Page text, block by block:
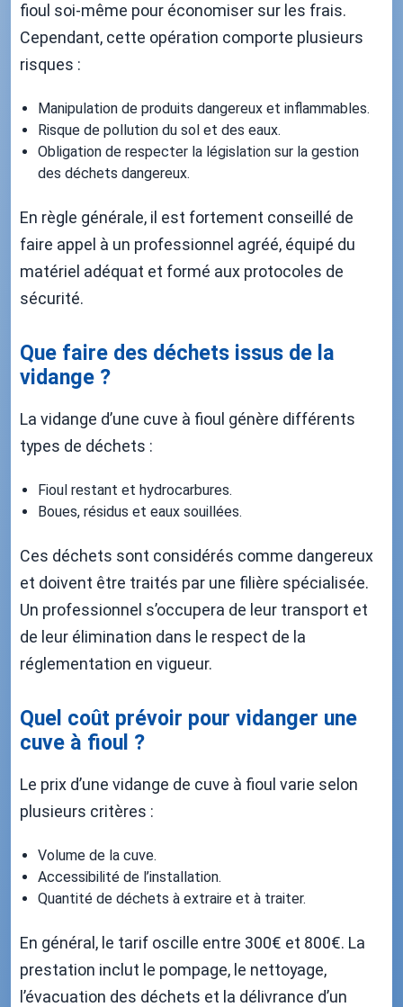
fioul soi-même pour économiser sur les frais.
Cependant, cette opération comporte plusieurs
risques :
Manipulation de produits dangereux et inflammables.
Risque de pollution du sol et des eaux.
Obligation de respecter la législation sur la gestion
des déchets dangereux.
En règle générale, il est fortement conseillé de
faire appel à un professionnel agréé, équipé du
matériel adéquat et formé aux protocoles de
sécurité.
Que faire des déchets issus de la
vidange ?
La vidange d’une cuve à fioul génère différents
types de déchets :
Fioul restant et hydrocarbures.
Boues, résidus et eaux souillées.
Ces déchets sont considérés comme dangereux
et doivent être traités par une filière spécialisée.
Un professionnel s’occupera de leur transport et
de leur élimination dans le respect de la
réglementation en vigueur.
Quel coût prévoir pour vidanger une
cuve à fioul ?
Le prix d’une vidange de cuve à fioul varie selon
plusieurs critères :
Volume de la cuve.
Accessibilité de l’installation.
Quantité de déchets à extraire et à traiter.
En général, le tarif oscille entre 300€ et 800€. La
prestation inclut le pompage, le nettoyage,
l’évacuation des déchets et la délivrance d’un